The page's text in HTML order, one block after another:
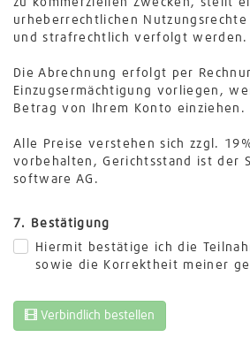
zu kommerziellen Zwecken, stellt
urheberrechtlichen
und strafrechtlich verfolgt werden.
Die Abrechnung erfolgt per
Einzugsermächtigung vorliegen,
Betrag von Ihrem Konto einziehen.
Alle Preise verstehen sich zzgl.
vorbehalten, Gerichtsstand ist der
software AG.
7. Bestätigung
Hiermit bestätige ich die
sowie die Korrektheit meiner
Verbindlich bestellen